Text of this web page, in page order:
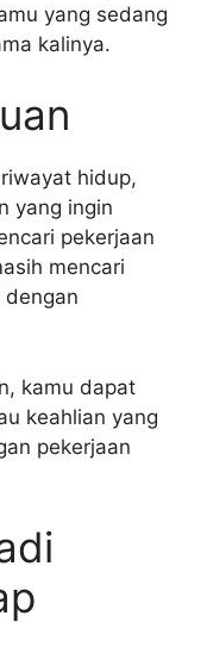
yang sedang
kalinya.
hidup,
yang ingin
pekerjaan
mencari
dengan
kamu dapat
keahlian yang
pekerjaan